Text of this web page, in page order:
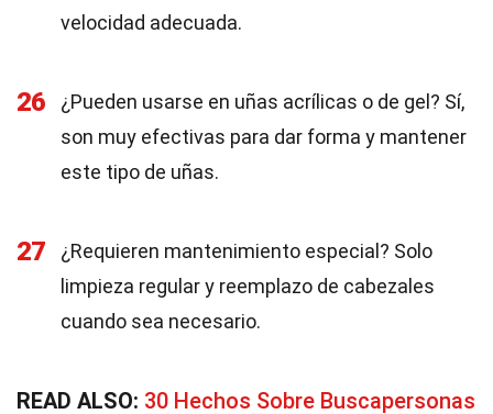
velocidad adecuada.
26
¿Pueden usarse en uñas acrílicas o de gel? Sí,
son muy efectivas para dar forma y mantener
este tipo de uñas.
27
¿Requieren mantenimiento especial? Solo
limpieza regular y reemplazo de cabezales
cuando sea necesario.
READ ALSO: 30 Hechos Sobre Buscapersonas